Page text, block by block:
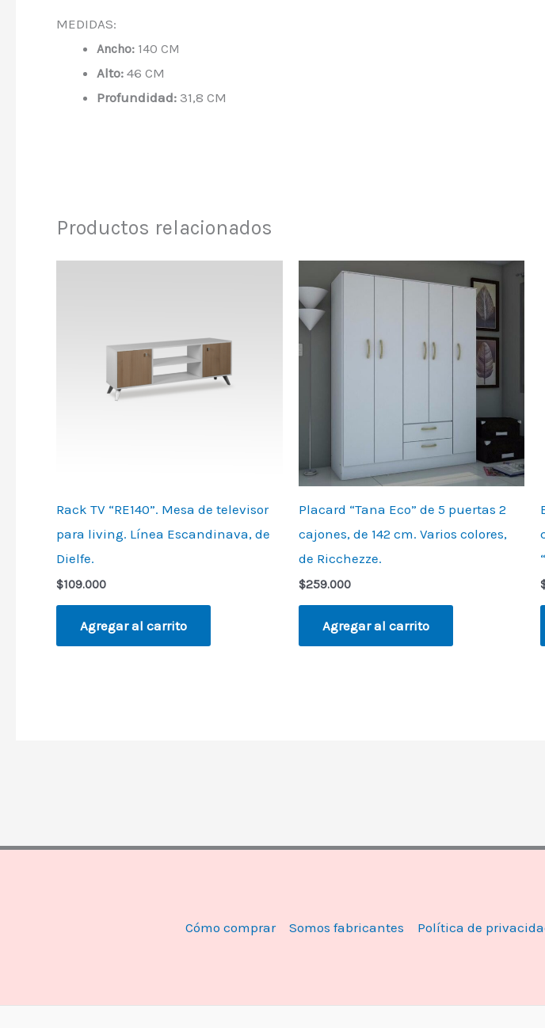
MEDIDAS:
Ancho: 140 CM
Alto: 46 CM
Profundidad: 31,8 CM
Productos relacionados
Rack TV “RE140”. Mesa de televisor
para living. Línea Escandinava, de
Dielfe.
$109.000
Agregar al carrito
Placard “Tana Eco” de 5 puertas 2
cajones, de 142 cm. Varios colores,
de Ricchezze.
$259.000
Agregar al carrito
Cómo comprar Somos fabricantes Política de